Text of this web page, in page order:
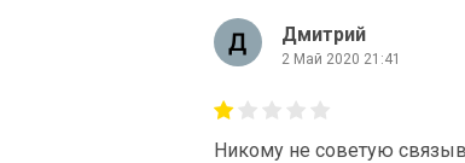
Дмитрий
2 Май 2020 21:41
Никому не советую